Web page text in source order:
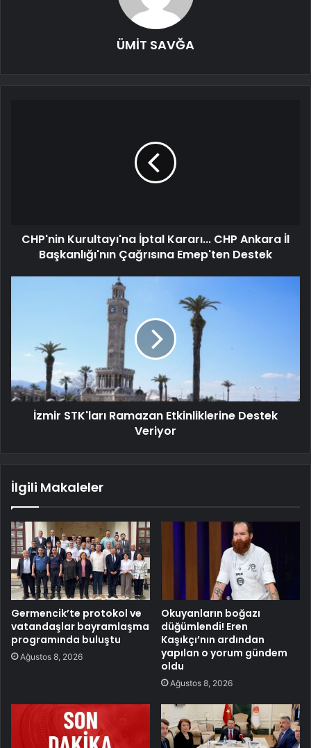
ÜMİT SAVĞA
CHP'nin Kurultayı'na İptal Kararı... CHP Ankara İl
Başkanlığı'nın Çağrısına Emep'ten Destek
İzmir STK'ları Ramazan Etkinliklerine Destek
Veriyor
İlgili Makaleler
Germencik’te protokol ve
vatandaşlar bayramlaşma
programında buluştu
Ağustos 8, 2026
Okuyanların boğazı
düğümlendi! Eren
Kaşıkçı’nın ardından
yapılan o yorum gündem
oldu
Ağustos 8, 2026